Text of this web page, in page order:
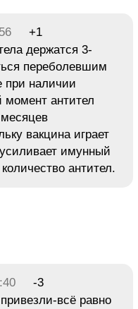
+1
держатся 3-
переболевшим
при наличии
момент антител
вакцина играет
имунный
антител.
-3
всё равно